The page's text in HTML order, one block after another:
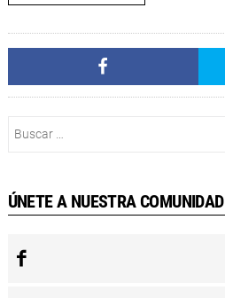
ÚNETE A NUESTRA COMUNIDAD